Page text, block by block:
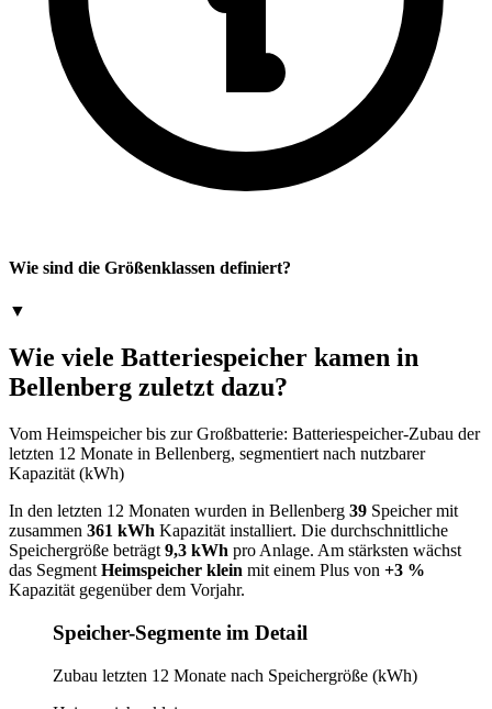
Wie sind die Größenklassen definiert?
▼
Wie viele Batteriespeicher kamen in
Bellenberg zuletzt dazu?
Vom Heimspeicher bis zur Großbatterie: Batteriespeicher-Zubau der
letzten 12 Monate in Bellenberg, segmentiert nach nutzbarer
Kapazität (kWh)
In den letzten 12 Monaten wurden in Bellenberg 39 Speicher mit
zusammen 361 kWh Kapazität installiert. Die durchschnittliche
Speichergröße beträgt 9,3 kWh pro Anlage. Am stärksten wächst
das Segment Heimspeicher klein mit einem Plus von +3 %
Kapazität gegenüber dem Vorjahr.
Speicher-Segmente im Detail
Zubau letzten 12 Monate nach Speichergröße (kWh)